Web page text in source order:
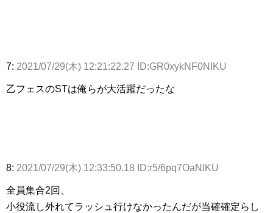
7: 2021/07/29(木) 12:21:22.27 ID:GR0xykNF0NIKU
乙フェスのSTは俺らが大活躍だったな
8: 2021/07/29(木) 12:33:50.18 ID:r5/6pq7OaNIKU
全員集合2回、
小役流し外れてラッシュ行けなかったんだが当確確定らし